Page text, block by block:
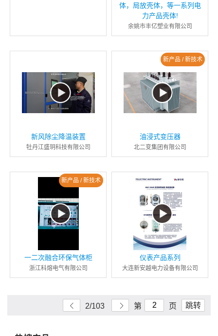
体，局放壳体，等一系列电
力产品壳体!
余姚市丰亿塑业有限公司
新风除尘降温装置
牡丹江盛玥科技有限公司
新产品 / 新技术
油浸式变压器
北二变集团有限公司
新产品 / 新技术
一二次融合环保气体柜
浙江科熔电气有限公司
仪表产品系列
大连新安越电力设备有限公司
2/103 第 页 跳转